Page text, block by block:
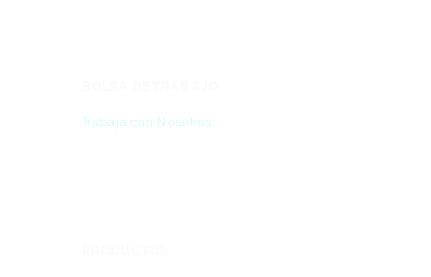
Trabaja con Nosotros